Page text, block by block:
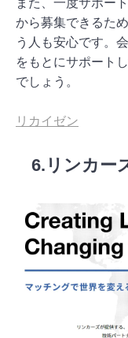
また、一度サポー
から募集できるた
う人も安心です。
をもとにサポート
でしょう。
リカイゼン
6.リンカー